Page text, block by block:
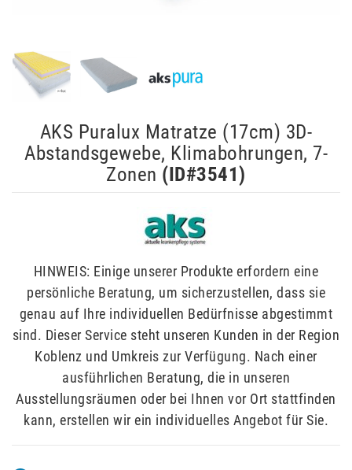
AKS Puralux Matratze (17cm) 3D-
Abstandsgewebe, Klimabohrungen, 7-
Zonen (ID#3541)
HINWEIS: Einige unserer Produkte erfordern eine
persönliche Beratung, um sicherzustellen, dass sie
genau auf Ihre individuellen Bedürfnisse abgestimmt
sind. Dieser Service steht unseren Kunden in der Region
Koblenz und Umkreis zur Verfügung. Nach einer
ausführlichen Beratung, die in unseren
Ausstellungsräumen oder bei Ihnen vor Ort stattfinden
kann, erstellen wir ein individuelles Angebot für Sie.